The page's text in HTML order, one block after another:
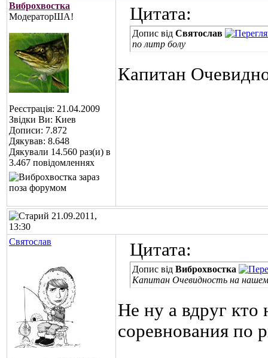
Виброхвостка
МодераторША!
Реєстрація: 21.04.2009
Звідки Ви: Киев
Дописи: 7.872
Дякував: 8.648
Дякували 14.560 раз(и) в
3.467 повідомленнях
Цитата:
Допис від Святослав
по литр болу
Капитан
21.09.2011,
13:30
Святослав
Цитата:
Допис від Виброхвостка
Капитан Очевидность на
Не ну а вдруг кто
соревнования по